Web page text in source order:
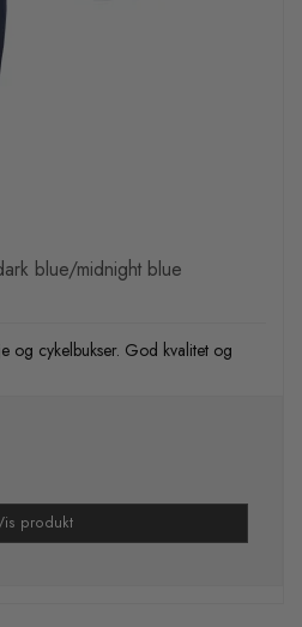
blue/midnight blue
og cykelbukser. God kvalitet og
produkt